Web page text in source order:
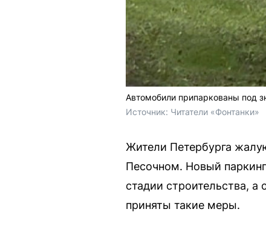
Автомобили припаркованы под
Источник: Читатели «Фонтанки»
Жители Петербурга
Песочном. Новый
стадии строительства,
приняты такие меры.